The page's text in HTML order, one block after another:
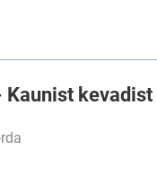
kevadist